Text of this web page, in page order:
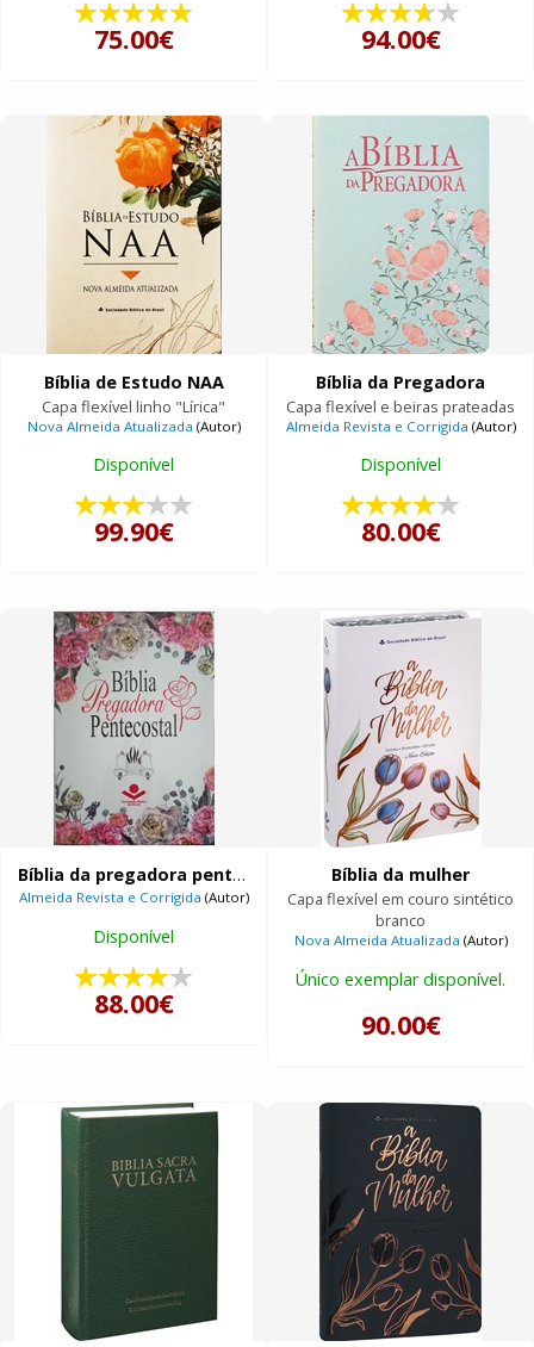
75.00€ 94.00€
Bíblia de Estudo NAA
Capa flexível linho "Lírica"
Nova Almeida Atualizada (Autor)
Disponível
99.90€
Bíblia da Pregadora
Capa flexível e beiras prateadas
Almeida Revista e Corrigida (Autor)
Disponível
80.00€
Bíblia da pregadora pentecostal
Almeida Revista e Corrigida (Autor)
Disponível
88.00€
Bíblia da mulher
Capa flexível em couro sintético
branco
Nova Almeida Atualizada (Autor)
Único exemplar disponível.
90.00€